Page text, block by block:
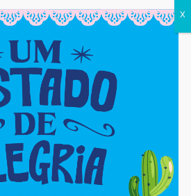
(vaga exclusiva do
seis meses de experiência ,
experiência nos ramos de
de festa e conhecimento de
X